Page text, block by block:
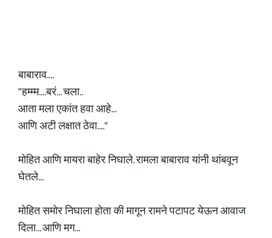
बाबाराव....
"हम्म्म....बरं... चला..
आता मला एकांत हवा आहे...
आणि अटी लक्षात ठेवा...."
मोहित आणि मायरा बाहेर निघाले. रामला बाबाराव यांनी थांबवून
घेतले...
मोहित समोर निघाला होता की मागून रामने पटापट येऊन आवाज
दिला... आणि मग...